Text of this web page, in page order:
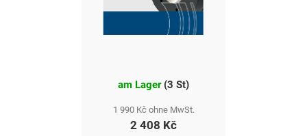
am Lager (3 St)
1 990 Kč ohne MwSt.
2 408 Kč